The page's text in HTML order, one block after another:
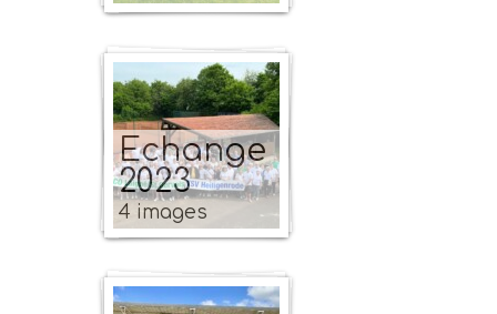
Echange
2023
4 images